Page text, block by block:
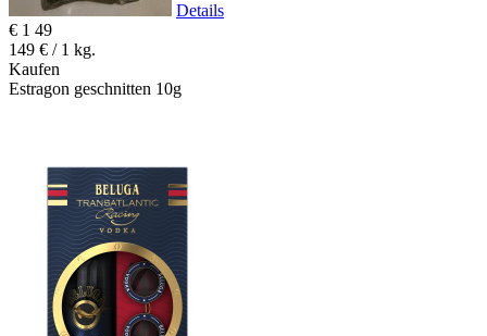
Details
€ 1 49
149 € / 1 kg.
Kaufen
Estragon geschnitten 10g